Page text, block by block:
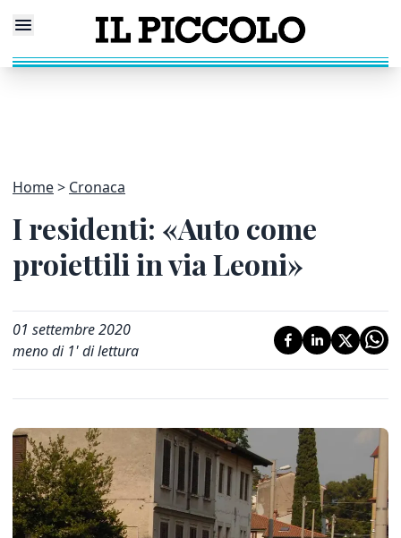
Home Cronaca
I residenti: «Auto come
proiettili in via Leoni»
01 settembre 2020
meno di 1' di lettura